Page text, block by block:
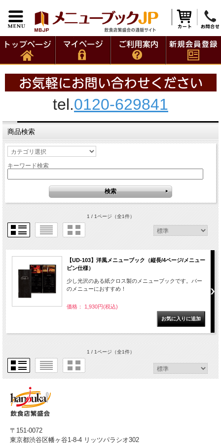
tel.0120-629841
商品検索
キーワード検索
1 / 1ページ（全1件）
【UD-103】洋風メニューブック（縦長/4ページ/メニュー
ピン仕様）
少し光沢のある紙クロス製のメニューブックです。バー
のメニューにおすすめ！
価格： 1,930円(税込)
1 / 1ページ（全1件）
〒151-0072
東京都渋谷区幡ヶ谷1-8-4 リッツパラシオ302